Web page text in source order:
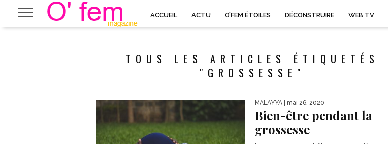
ACCUEIL ACTU O’FEM ÉTOILES DÉCONSTRUIRE WEB TV
TOUS LES ARTICLES ÉTIQUETÉS
"GROSSESSE"
MALAYYA | mai 26, 2020
Bien-être pendant la
grossesse